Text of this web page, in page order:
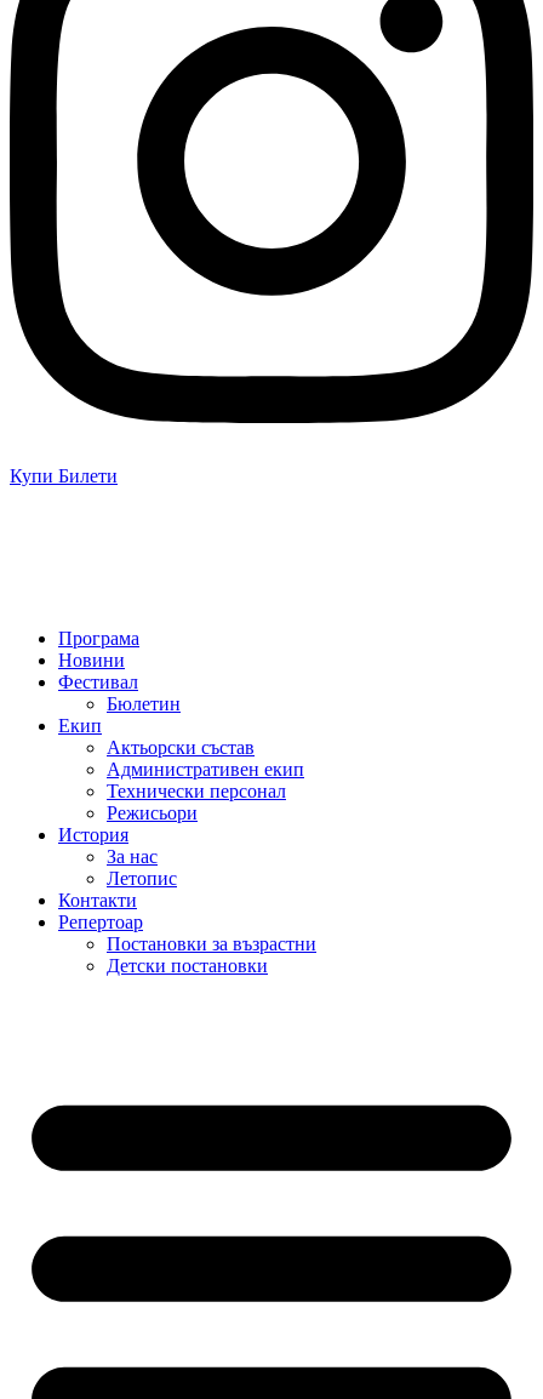
Купи Билети
Програма
Новини
Фестивал
Бюлетин
Екип
Актьорски състав
Административен екип
Технически персонал
Режисьори
История
За нас
Летопис
Контакти
Репертоар
Постановки за възрастни
Детски постановки